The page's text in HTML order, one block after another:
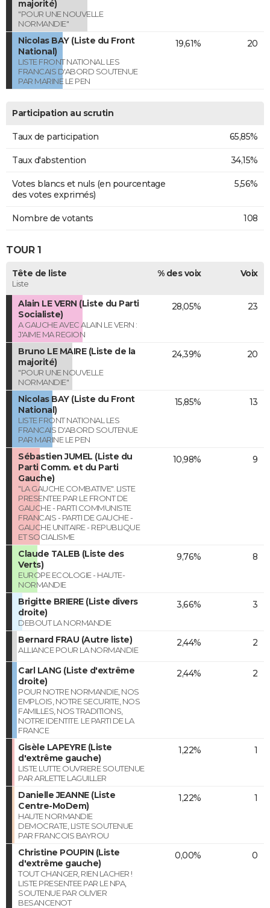
majorité)
"POUR UNE NOUVELLE
NORMANDIE"
Nicolas BAY (Liste du Front
National)
LISTE FRONT NATIONAL LES
FRANCAIS D'ABORD SOUTENUE
PAR MARINE LE PEN
19,61% 20
Participation au scrutin
Taux de participation 65,85%
Taux d'abstention 34,15%
Votes blancs et nuls (en pourcentage
des votes exprimés)
5,56%
Nombre de votants 108
TOUR 1
Tête de liste
Liste
% des voix Voix
Alain LE VERN (Liste du Parti
Socialiste)
A GAUCHE AVEC ALAIN LE VERN :
J'AIME MA REGION
28,05% 23
Bruno LE MAIRE (Liste de la
majorité)
"POUR UNE NOUVELLE
NORMANDIE"
24,39% 20
Nicolas BAY (Liste du Front
National)
LISTE FRONT NATIONAL LES
FRANCAIS D'ABORD SOUTENUE
PAR MARINE LE PEN
15,85% 13
Sébastien JUMEL (Liste du
Parti Comm. et du Parti
Gauche)
"LA GAUCHE COMBATIVE". LISTE
PRESENTEE PAR LE FRONT DE
GAUCHE - PARTI COMMUNISTE
FRANCAIS - PARTI DE GAUCHE -
GAUCHE UNITAIRE - REPUBLIQUE
ET SOCIALISME
10,98% 9
Claude TALEB (Liste des
Verts)
EUROPE ECOLOGIE - HAUTE-
NORMANDIE
9,76% 8
Brigitte BRIERE (Liste divers
droite)
DEBOUT LA NORMANDIE
3,66% 3
Bernard FRAU (Autre liste)
ALLIANCE POUR LA NORMANDIE
2,44% 2
Carl LANG (Liste d'extrême
droite)
POUR NOTRE NORMANDIE, NOS
EMPLOIS, NOTRE SECURITE, NOS
FAMILLES, NOS TRADITIONS,
NOTRE IDENTITE. LE PARTI DE LA
FRANCE
2,44% 2
Gisèle LAPEYRE (Liste
d'extrême gauche)
LISTE LUTTE OUVRIERE SOUTENUE
PAR ARLETTE LAGUILLER
1,22% 1
Danielle JEANNE (Liste
Centre-MoDem)
HAUTE NORMANDIE
DEMOCRATE, LISTE SOUTENUE
PAR FRANCOIS BAYROU
1,22% 1
Christine POUPIN (Liste
d'extrême gauche)
TOUT CHANGER, RIEN LACHER !
LISTE PRESENTEE PAR LE NPA,
SOUTENUE PAR OLIVIER
BESANCENOT
0,00% 0